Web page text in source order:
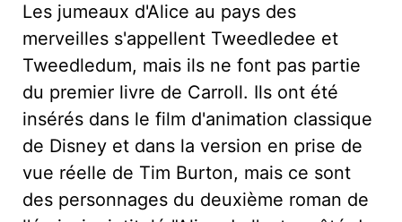
Les jumeaux d'Alice au pays des
merveilles s'appellent Tweedledee et
Tweedledum, mais ils ne font pas partie
du premier livre de Carroll. Ils ont été
insérés dans le film d'animation classique
de Disney et dans la version en prise de
vue réelle de Tim Burton, mais ce sont
des personnages du deuxième roman de